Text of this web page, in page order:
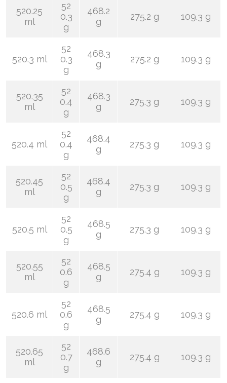
520.25
ml
52
0.3
g
468.2
g
275.2 g 109.3 g
520.3 ml
52
0.3
g
468.3
g
275.2 g 109.3 g
520.35
ml
52
0.4
g
468.3
g
275.3 g 109.3 g
520.4 ml
52
0.4
g
468.4
g
275.3 g 109.3 g
520.45
ml
52
0.5
g
468.4
g
275.3 g 109.3 g
520.5 ml
52
0.5
g
468.5
g
275.3 g 109.3 g
520.55
ml
52
0.6
g
468.5
g
275.4 g 109.3 g
520.6 ml
52
0.6
g
468.5
g
275.4 g 109.3 g
520.65
ml
52
0.7
g
468.6
g
275.4 g 109.3 g